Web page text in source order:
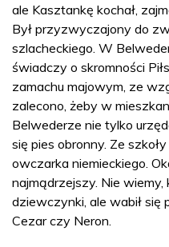
ale Kasztankę kochał,
Był przyzwyczajony do
szlacheckiego. W
świadczy o skromności
zamachu majowym, ze
zalecono, żeby w
Belwederze nie tylko
się pies obronny. Ze
owczarka niemieckiego.
najmądrzejszy. Nie wiemy,
dziewczynki, ale wabił się
Cezar czy Neron.